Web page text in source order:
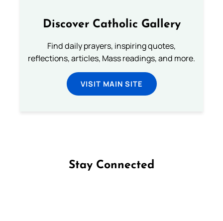
Discover Catholic Gallery
Find daily prayers, inspiring quotes,
reflections, articles, Mass readings, and more.
VISIT MAIN SITE
Stay Connected